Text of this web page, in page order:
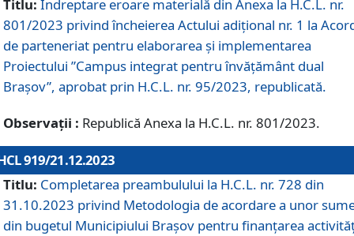
Titlu: Îndreptare eroare materială din Anexa la H.C.L. nr.
801/2023 privind încheierea Actului adițional nr. 1 la
de parteneriat pentru elaborarea și implementarea
Proiectului ”Campus integrat pentru învățământ dual
Brașov”, aprobat prin H.C.L. nr. 95/2023, republicată.
Observații : Republică Anexa la H.C.L. nr. 801/2023.
919/21.12.2023
Titlu: Completarea preambulului la H.C.L. nr. 728 din
31.10.2023 privind Metodologia de acordare a unor
din bugetul Municipiului Brașov pentru finanțarea